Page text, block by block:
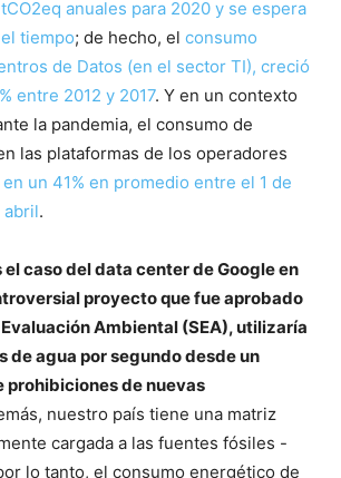
anuales para 2020 y se espera
tiempo; de hecho, el consumo
de Datos (en el sector TI), creció
entre 2012 y 2017. Y en un contexto
la pandemia, el consumo de
las plataformas de los operadores
un 41% en promedio entre el 1 de
.
el caso del data center de Google en
proyecto que fue aprobado
Ambiental (SEA), utilizaría
de agua por segundo desde un
prohibiciones de nuevas
nuestro país tiene una matriz
cargada a las fuentes fósiles -
lo tanto, el consumo energético de